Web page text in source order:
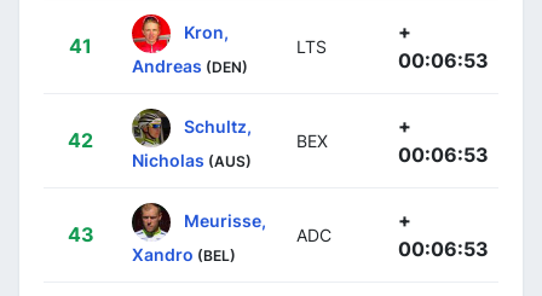
41
Kron,
Andreas (DEN)
LTS
+
00:06:53
42
Schultz,
Nicholas (AUS)
BEX
+
00:06:53
43
Meurisse,
Xandro (BEL)
ADC
+
00:06:53